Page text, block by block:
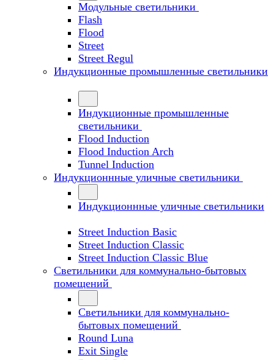
Модульные светильники
Flash
Flood
Street
Street Regul
Индукционные промышленные светильники
Индукционные промышленные
светильники
Flood Induction
Flood Induction Arch
Tunnel Induction
Индукционнные уличные светильники
Индукционнные уличные светильники
Street Induction Basic
Street Induction Classic
Street Induction Classic Blue
Светильники для коммунально-бытовых
помещений
Светильники для коммунально-
бытовых помещений
Round Luna
Exit Single